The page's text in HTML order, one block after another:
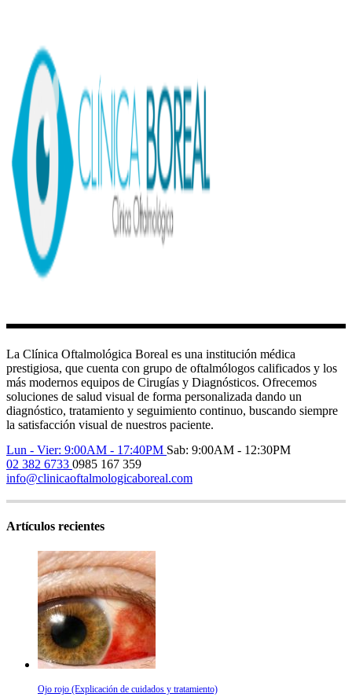
La Clínica Oftalmológica Boreal es una institución médica
prestigiosa, que cuenta con grupo de oftalmólogos calificados y los
más modernos equipos de Cirugías y Diagnósticos. Ofrecemos
soluciones de salud visual de forma personalizada dando un
diagnóstico, tratamiento y seguimiento continuo, buscando siempre
la satisfacción visual de nuestros paciente.
Lun - Vier: 9:00AM - 17:40PM Sab: 9:00AM - 12:30PM
02 382 6733 0985 167 359
info@clinicaoftalmologicaboreal.com
Artículos recientes
Ojo rojo (Explicación de cuidados y tratamiento)